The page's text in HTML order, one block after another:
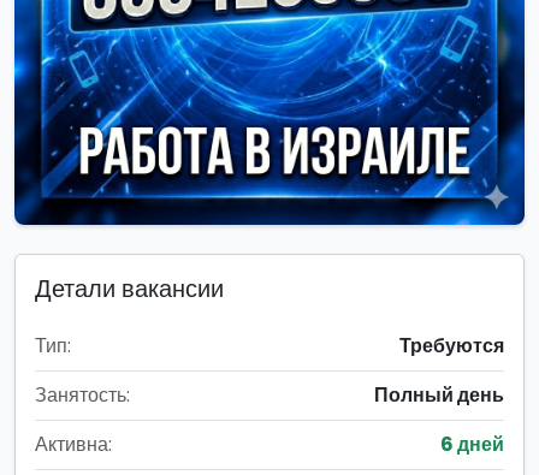
Детали вакансии
Тип:
Требуются
Занятость:
Полный день
Активна:
6 дней